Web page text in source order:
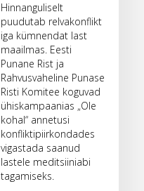
Hinnanguliselt
puudutab relvakonflikt
iga kümnendat last
maailmas. Eesti
Punane Rist ja
Rahvusvaheline Punase
Risti Komitee koguvad
ühiskampaanias „Ole
kohal“ annetusi
konfliktipiirkondades
vigastada saanud
lastele meditsiiniabi
tagamiseks.